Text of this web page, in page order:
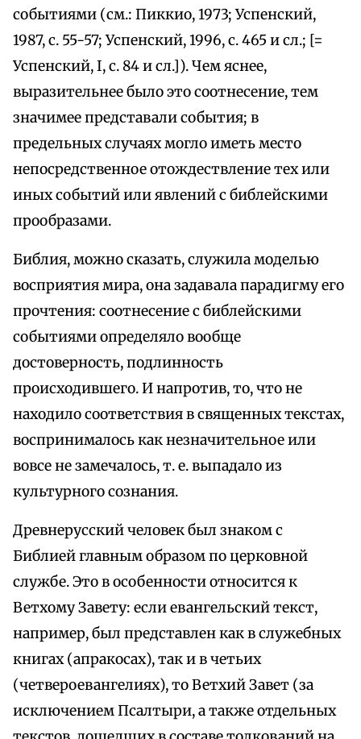
событиями (см.: Пиккио, 1973; Успенский,
1987, с. 55-57; Успенский, 1996, с. 465 и сл.; [=
Успенский, I, с. 84 и сл.]). Чем яснее,
выразительнее было это соотнесение, тем
значимее представали события; в
предельных случаях могло иметь место
непосредственное отождествление тех или
иных событий или явлений с библейскими
прообразами.
Библия, можно сказать, служила моделью
восприятия мира, она задавала парадигму его
прочтения: соотнесение с библейскими
событиями определяло вообще
достоверность, подлинность
происходившего. И напротив, то, что не
находило соответствия в священных текстах,
воспринималось как незначительное или
вовсе не замечалось, т. е. выпадало из
культурного сознания.
Древнерусский человек был знаком с
Библией главным образом по церковной
службе. Это в особенности относится к
Ветхому Завету: если евангельский текст,
например, был представлен как в служебных
книгах (апракосах), так и в четьих
(четвероевангелиях), то Ветхий Завет (за
исключением Псалтыри, а также отдельных